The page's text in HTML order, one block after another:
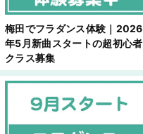
梅田でフラダンス体験｜2026
年5月新曲スタートの超初心者
クラス募集